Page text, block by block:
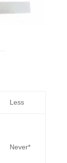
Less
Never*